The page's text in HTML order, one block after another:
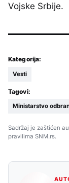
Vojske Srbije.
Kategorija:
Vesti
Tagovi:
Ministarstvo
Sadržaj je zaštićen
pravilima SNM.rs.